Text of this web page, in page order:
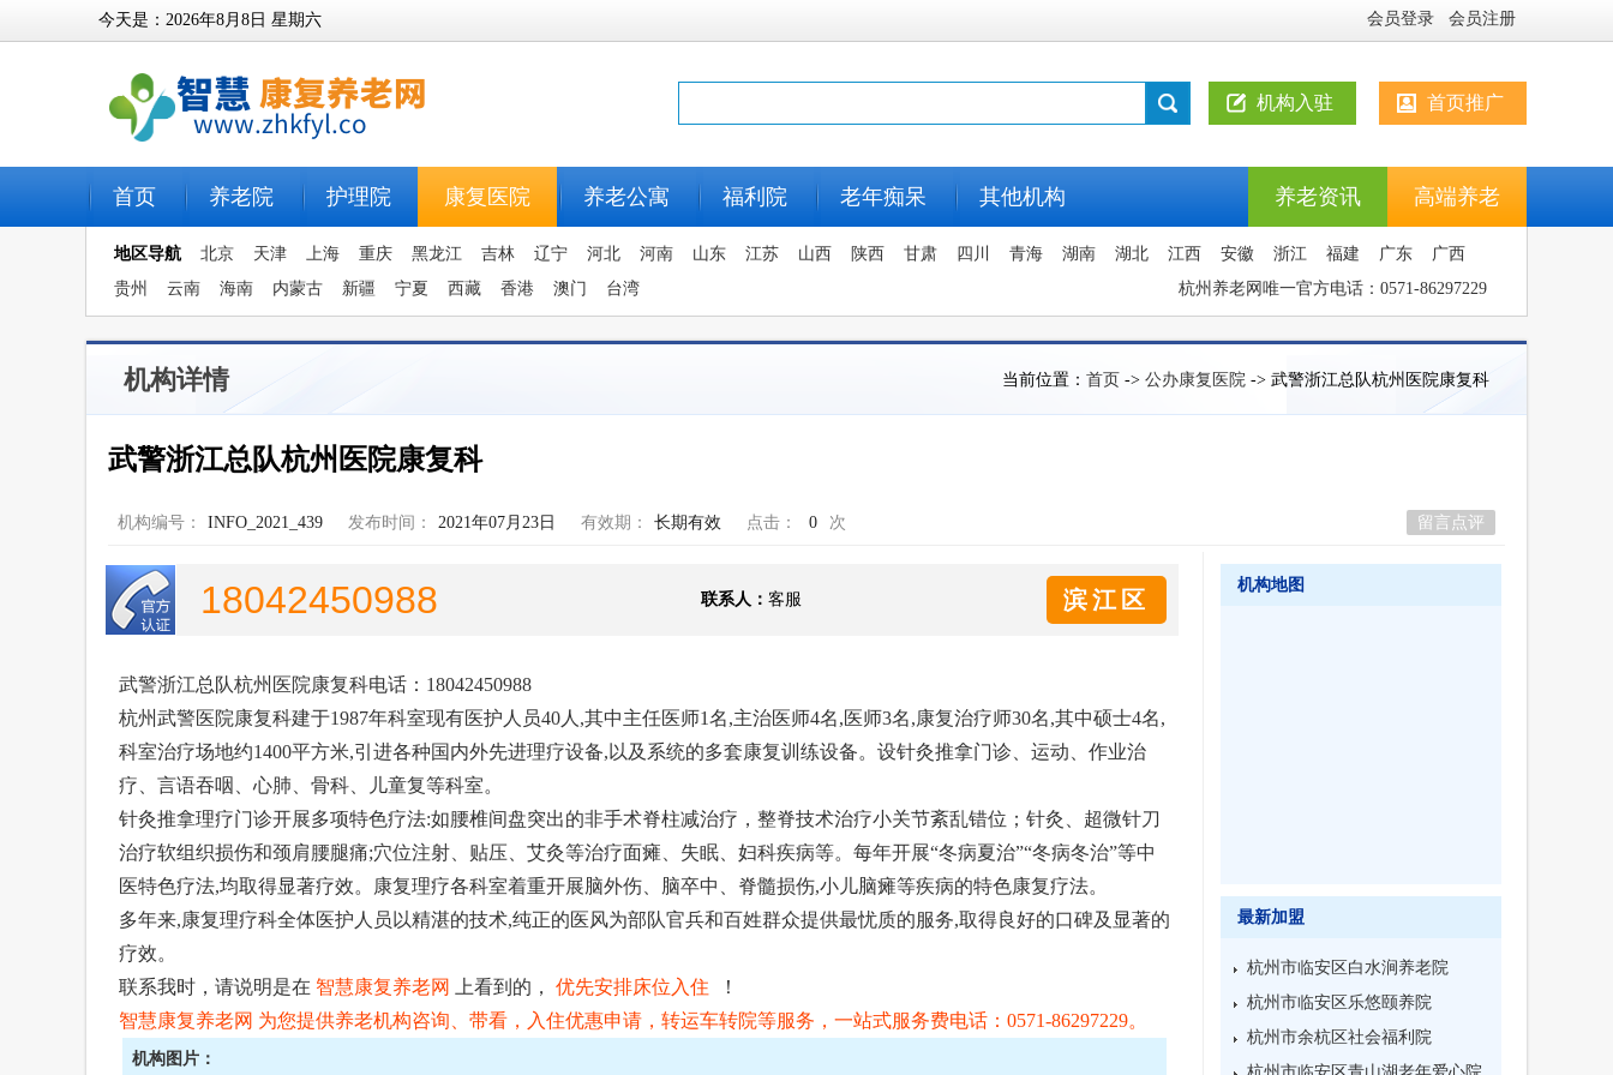
今天是： 2026年8月8日 星期六 会员登录 会员注册
机构入驻 首页推广
首页 养老院 护理院 康复医院 养老公寓 福利院 老年痴呆 其他机构 高端养老
养老资讯
地区导航 北京 天津 上海 重庆 黑龙江 吉林 辽宁 河北 河南 山东 江苏 山西 陕西 甘肃 四川 青海 湖南 湖北 江西 安徽 浙江 福建 广东
广西
贵州
云南 海南 内蒙古 新疆 宁夏 西藏 香港 澳门 台湾 杭州养老网唯一官方电话：0571-86297229
机构详情 当前位置： 首页 -> 公办康复医院 -> 武警浙江总队杭州医院康复科
武警浙江总队杭州医院康复科
机构编号： INFO_2021_439 发布时间： 2021年07月23日 有效期： 长期有效 点击： 0 次 留言点评
18042450988 联系人： 客服 滨江区
武警浙江总队杭州医院康复科电话：18042450988
杭州武警医院康复科建于1987年科室现有医护人员40人,其中主任医师1名,主治医师4名,医师3名,康复治疗师30名,其中硕士4名,
科室治疗场地约1400平方米,引进各种国内外先进理疗设备,以及系统的多套康复训练设备。设针灸推拿门诊、运动、作业治
疗、言语吞咽、心肺、骨科、儿童复等科室。
针灸推拿理疗门诊开展多项特色疗法:如腰椎间盘突出的非手术脊柱减治疗，整脊技术治疗小关节紊乱错位；针灸、超微针刀
治疗软组织损伤和颈肩腰腿痛;穴位注射、贴压、艾灸等治疗面瘫、失眠、妇科疾病等。每年开展“冬病夏治”“冬病冬治”等中
医特色疗法,均取得显著疗效。康复理疗各科室着重开展脑外伤、脑卒中、脊髓损伤,小儿脑瘫等疾病的特色康复疗法。
多年来,康复理疗科全体医护人员以精湛的技术,纯正的医风为部队官兵和百姓群众提供最忧质的服务,取得良好的口碑及显著的
疗效。
联系我时，请说明是在 智慧康复养老网 上看到的， 优先安排床位入住 ！
智慧康复养老网 为您提供养老机构咨询、带看，入住优惠申请，转运车转院等服务，一站式服务费电话：0571-86297229。
机构图片：
机构地图
最新加盟
杭州市临安区白水涧养老院
杭州市临安区乐悠颐养院
杭州市余杭区社会福利院